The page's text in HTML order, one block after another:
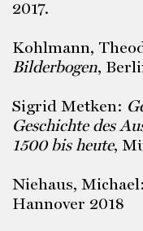
2017.
Kohlmann,
Bilderbogen,
Sigrid Metken:
Geschichte des
1500 bis heute,
Niehaus, Michael:
Hannover 2018